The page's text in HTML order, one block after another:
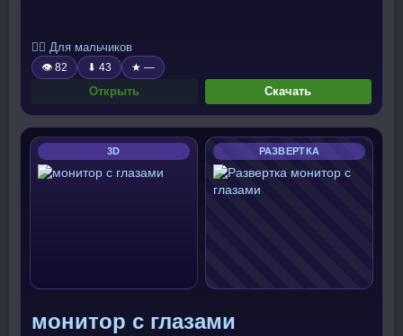
🧍‍♂️ Для мальчиков
👁 82 ⬇ 43 ★ —
Открыть Скачать
3D РАЗВЕРТКА
монитор с глазами